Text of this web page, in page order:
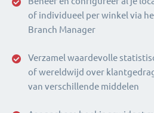
of individueel per winkel via
Branch Manager
Verzamel waardevolle
of wereldwijd over
van verschillende middelen